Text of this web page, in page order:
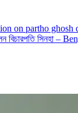
on partho
বিচারপতি